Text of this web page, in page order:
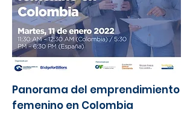
Panorama del emprendimiento
femenino en Colombia